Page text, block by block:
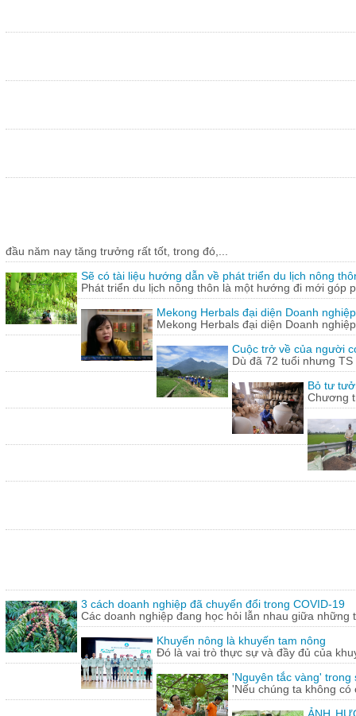
đầu năm nay tăng trưởng rất tốt, trong đó,...
Sẽ có tài liệu hướng dẫn về phát triển du lịch nông
Phát triển du lịch nông thôn là một hướng đi mới góp
Mekong Herbals đại diện Doanh
Mekong Herbals đại diện Doanh
Cuộc trở về của người
Dù đã 72 tuổi nhưng
Bỏ tư
Chương
3 cách doanh nghiệp đã chuyển đổi trong COVID-19
Các doanh nghiệp đang học hỏi lẫn nhau giữa những
Khuyến nông là khuyến tam nông
Đó là vai trò thực sự và đầy đủ của
'Nguyên tắc vàng' trong
'Nếu chúng ta không